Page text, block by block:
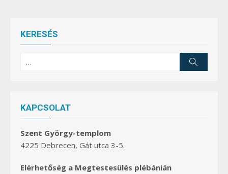
KERESÉS
KAPCSOLAT
Szent György-templom
4225 Debrecen, Gát utca 3-5.
Elérhetőség a Megtestesülés plébánián